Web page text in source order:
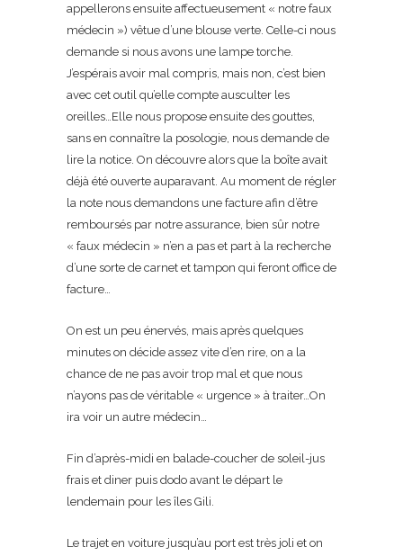
appellerons ensuite affectueusement « notre faux
médecin ») vêtue d’une blouse verte. Celle-ci nous
demande si nous avons une lampe torche.
J’espérais avoir mal compris, mais non, c’est bien
avec cet outil qu’elle compte ausculter les
oreilles…Elle nous propose ensuite des gouttes,
sans en connaître la posologie, nous demande de
lire la notice. On découvre alors que la boîte avait
déjà été ouverte auparavant. Au moment de régler
la note nous demandons une facture afin d’être
remboursés par notre assurance, bien sûr notre
« faux médecin » n’en a pas et part à la recherche
d’une sorte de carnet et tampon qui feront office de
facture…
On est un peu énervés, mais après quelques
minutes on décide assez vite d’en rire, on a la
chance de ne pas avoir trop mal et que nous
n’ayons pas de véritable « urgence » à traiter…On
ira voir un autre médecin…
Fin d’après-midi en balade-coucher de soleil-jus
frais et diner puis dodo avant le départ le
lendemain pour les îles Gili.
Le trajet en voiture jusqu’au port est très joli et on